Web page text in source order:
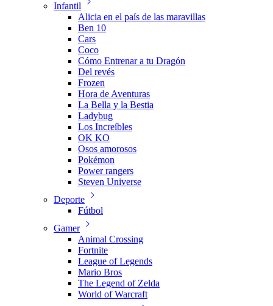
Infantil
Alicia en el país de las maravillas
Ben 10
Cars
Coco
Cómo Entrenar a tu Dragón
Del revés
Frozen
Hora de Aventuras
La Bella y la Bestia
Ladybug
Los Increíbles
OK KO
Osos amorosos
Pokémon
Power rangers
Steven Universe
Deporte
Fútbol
Gamer
Animal Crossing
Fortnite
League of Legends
Mario Bros
The Legend of Zelda
World of Warcraft